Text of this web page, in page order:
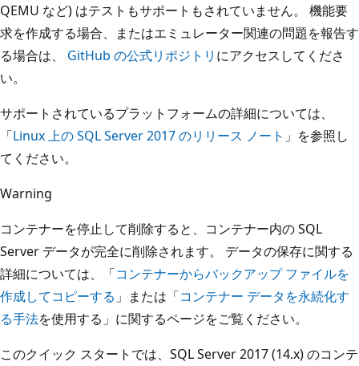
QEMU など) はテストもサポートもされていません。 機能要
求を作成する場合、またはエミュレーター関連の問題を報告す
る場合は、 GitHub の公式リポジトリ にアクセスしてくださ
い。
サポートされているプラットフォームの詳細については、
「Linux 上の SQL Server 2017 のリリース ノート 」を参照し
てください。
Warning
コンテナーを停止して削除すると、コンテナー内の SQL
Server データが完全に削除されます。 データの保存に関する
詳細については、「コンテナーからバックアップ ファイルを
作成してコピーする 」または「コンテナー データを永続化す
る手法を使用する」に関するページをご覧ください。
このクイック スタートでは、SQL Server 2017 (14.x) のコンテ